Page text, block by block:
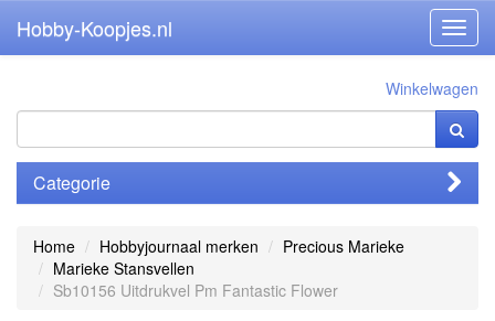
Hobby-Koopjes.nl
Winkelwagen
Categorie
Home Hobbyjournaal merken
Precious Marieke
Marieke Stansvellen
Sb10156 Uitdrukvel Pm Fantastic Flower